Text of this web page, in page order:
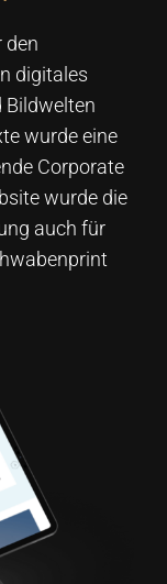
den
digitales
Bildwelten
wurde eine
Corporate
wurde die
auch für